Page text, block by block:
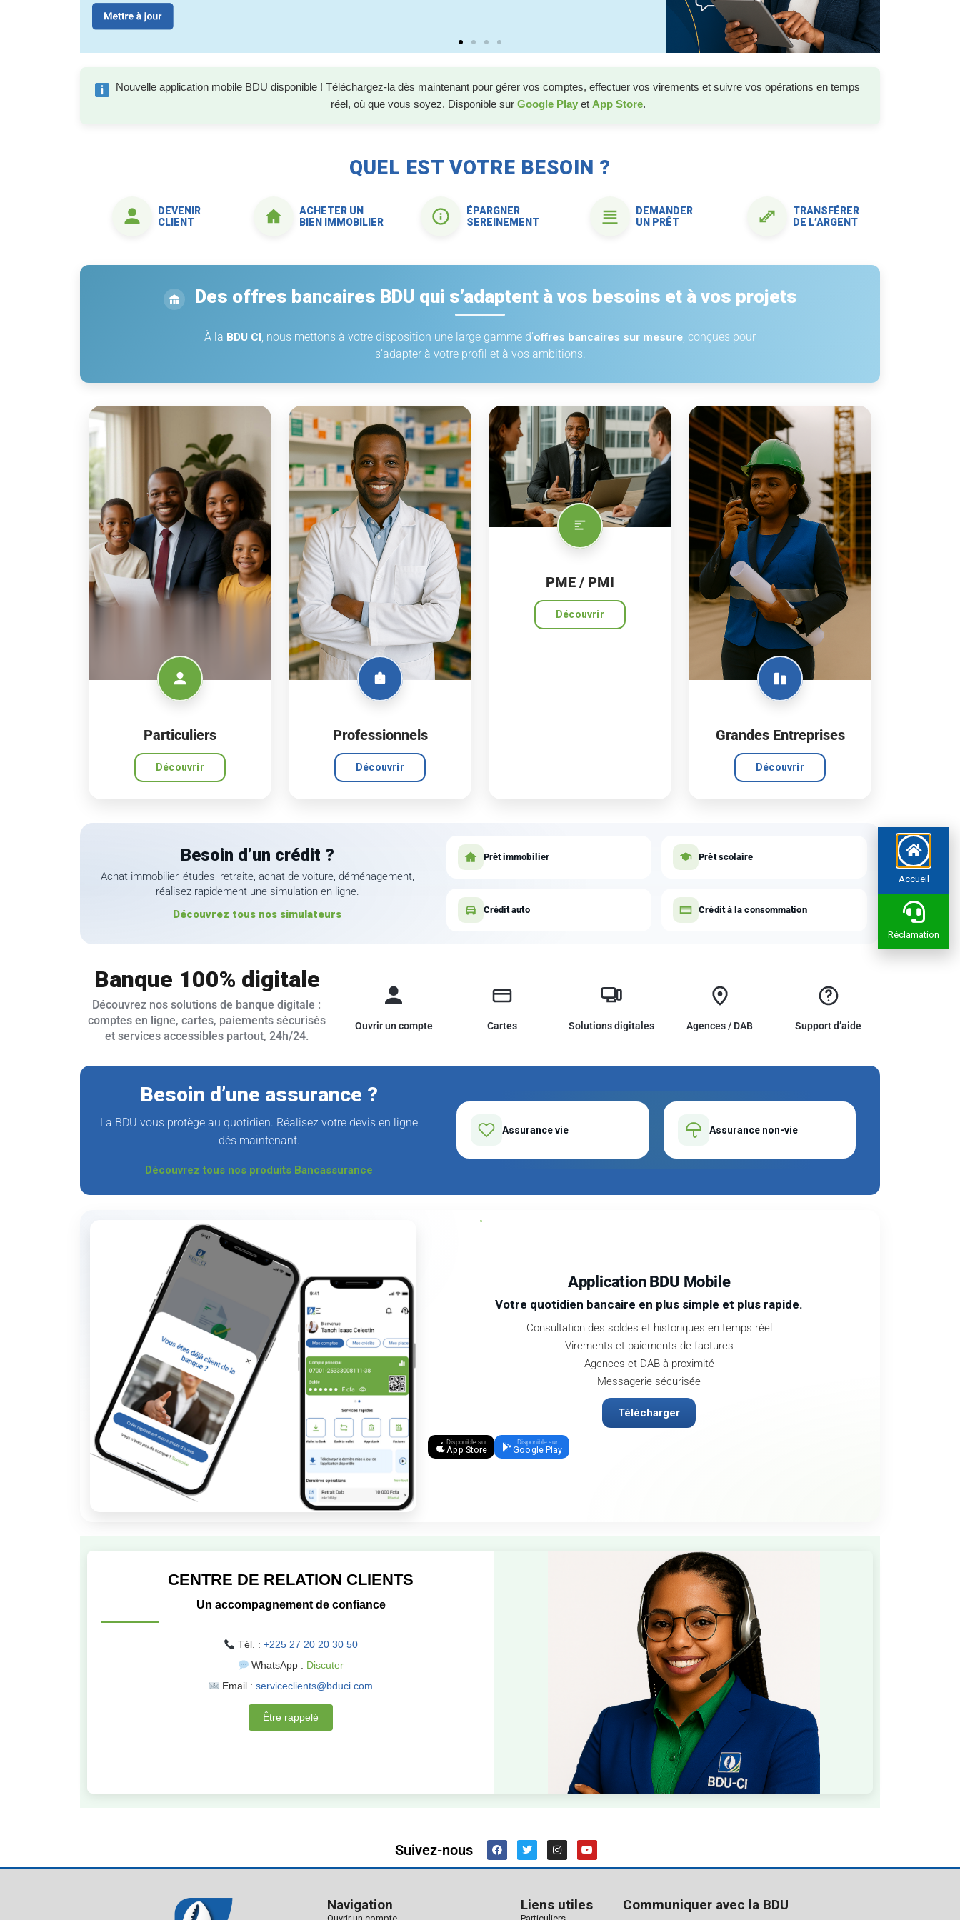
Nouvelle application mobile BDU disponible ! Téléchargez-la dès maintenant pour gérer vos comptes, effectuer vos virements et suivre vos opérations en temps
réel, où que vous soyez. Disponible sur Google Playet App Store.
QUEL EST VOTRE BESOIN ?
DEVENIR
CLIENT
ACHETER UN
BIEN IMMOBILIER
ÉPARGNER
SEREINEMENT
DEMANDER
UN PRÊT
TRANSFÉRER
DE L’ARGENT
Des offres bancaires BDU qui s’adaptent à vos besoins et à vos projets
À la BDU CI , nous mettons à votre disposition une large gamme d’offres bancaires sur mesure , conçues pour
s’adapter à votre profil et à vos ambitions.
Particuliers
Découvrir
Professionnels
Découvrir
PME / PMI
Découvrir
Grandes Entreprises
Découvrir
Besoin d’un crédit ?
Achat immobilier, études, retraite, achat de voiture, déménagement,
réalisez rapidement une simulation en ligne.
Découvrez tous nos simulateurs
Prêt immobilier Prêt scolaire
Crédit auto Crédit à la consommation
Banque 100% digitale
Découvrez nos solutions de banque digitale :
comptes en ligne, cartes, paiements sécurisés
et services accessibles partout, 24h/24.
Ouvrir un compte Cartes Solutions digitales Agences / DAB Support d’aide
Besoin d’une assurance ?
La BDU vous protège au quotidien. Réalisez votre devis en ligne
dès maintenant.
Découvrez tous nos produits Bancassurance
Assurance vie Assurance non-vie
Application BDU Mobile
Votre quotidien bancaire en plus simple et plus rapide.
Consultation des soldes et historiques en temps réel
Virements et paiements de factures
Agences et DAB à proximité
Messagerie sécurisée
Télécharger
Disponible sur
App Store
Disponible sur
Google Play
CENTRE DE RELATION CLIENTS
Un accompagnement de confiance
Tél. : +225 27 20 20 30 50
WhatsApp : Discuter
Email :serviceclients@bduci.com
Être rappelé
Suivez-nous
Navigation
Ouvrir un compte
Liens utiles
Particuliers
Communiquer avec la BDU
Accueil
Réclamation